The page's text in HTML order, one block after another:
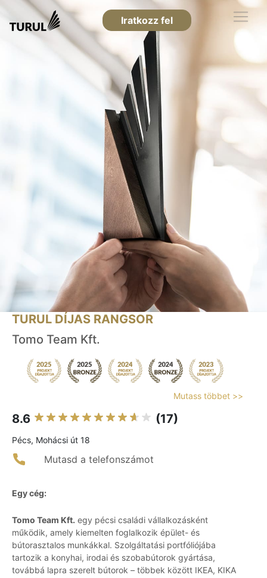
Iratkozz fel
TURUL DÍJAS RANGSOR
Tomo Team Kft.
Mutass többet >>
8.6 (17)
Pécs, Mohácsi út 18
Mutasd a telefonszámot
Egy cég:
Tomo Team Kft. egy pécsi családi vállalkozásként
működik, amely kiemelten foglalkozik épület- és
bútorasztalos munkákkal. Szolgáltatási portfóliójába
tartozik a konyhai, irodai és szobabútorok gyártása,
továbbá lapra szerelt bútorok – többek között IKEA, KIKA